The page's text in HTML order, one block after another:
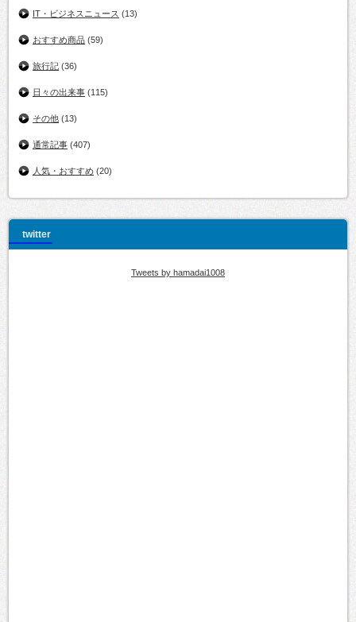
IT・ビジネスニュース (13)
おすすめ商品 (59)
旅行記 (36)
日々の出来事 (115)
その他 (13)
通常記事 (407)
人気・おすすめ (20)
twitter
Tweets by hamadai1008